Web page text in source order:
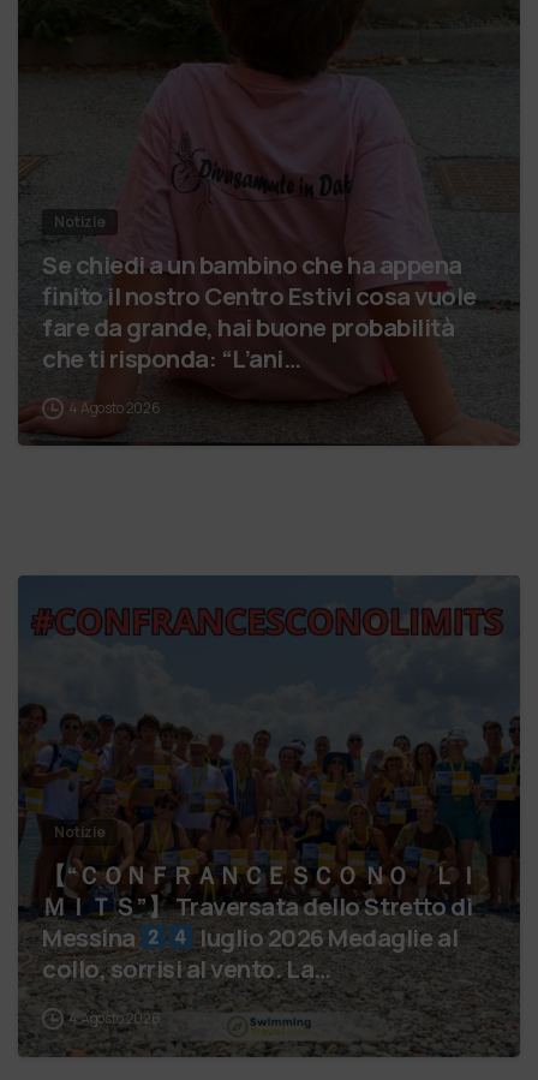
Notizie
Se chiedi a un bambino che ha appena
finito il nostro Centro Estivi cosa vuole
fare da grande, hai buone probabilità
che ti risponda: “L’ani…
4 Agosto 2026
Notizie
【 “ＣＯＮＦＲＡＮＣＥＳＣＯ ＮＯ ＬＩ
ＭＩＴＳ”】 Traversata dello Stretto di
Messina
luglio 2026 Medaglie al
collo, sorrisi al vento. La…
4 Agosto 2026